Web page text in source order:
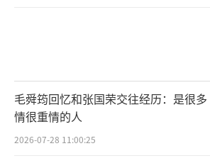
毛舜筠回忆和张国荣交往经历：是很多
情很重情的人
2026-07-28 11:00:25